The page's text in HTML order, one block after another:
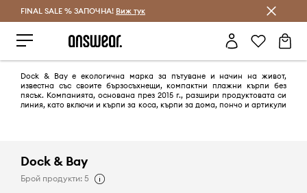
Спестявай с Answear Club
FINAL SALE % ЗАПОЧНА! Виж тук
Dock & Bay е екологична марка за пътуване и начин на живот,
известна със своите бързосъхнещи, компактни плажни кърпи без
пясък. Компанията, основана през 2015 г., разшири продуктовата си
линия, като включи и кърпи за коса, кърпи за дома, пончо и артикули
Dock & Bay
Брой продукти: 5